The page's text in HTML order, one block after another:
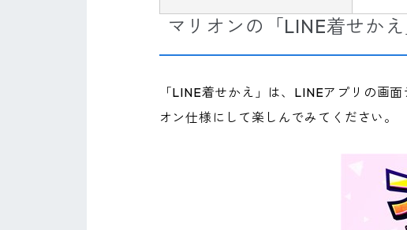
マリオンの「LINE着せかえ
「LINE着せかえ」は、LINEアプリの画
オン仕様にして楽しんでみてください。